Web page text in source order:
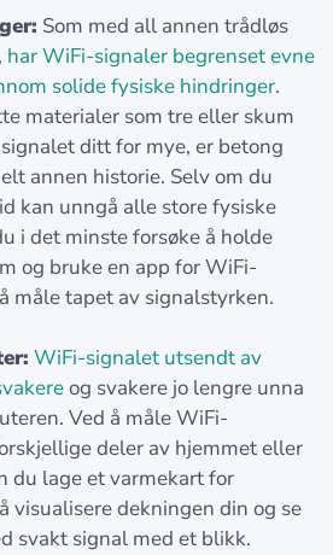
Som med all annen trådløs
har WiFi-signaler begrenset evne
solide fysiske hindringer.
materialer som tre eller skum
ditt for mye, er betong
annen historie. Selv om du
kan unngå alle store fysiske
i det minste forsøke å holde
og bruke en app for WiFi-
måle tapet av signalstyrken.
WiFi-signalet utsendt av
og svakere jo lengre unna
Ved å måle WiFi-
deler av hjemmet eller
du lage et varmekart for
visualisere dekningen din og se
svakt signal med et blikk.